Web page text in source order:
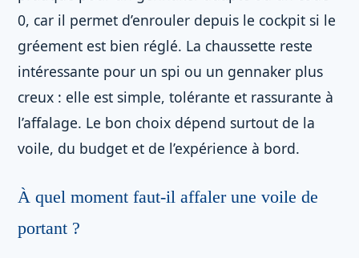
0, car il permet d’enrouler depuis le cockpit si le
gréement est bien réglé. La chaussette reste
intéressante pour un spi ou un gennaker plus
creux : elle est simple, tolérante et rassurante à
l’affalage. Le bon choix dépend surtout de la
voile, du budget et de l’expérience à bord.
À quel moment faut-il affaler une voile de
portant ?